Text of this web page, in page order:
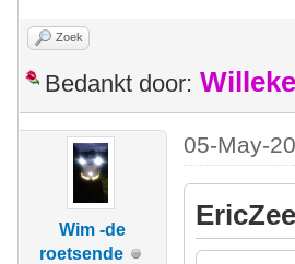
Zoek
Bedankt door:
Wim -de
roetsende
05-May-